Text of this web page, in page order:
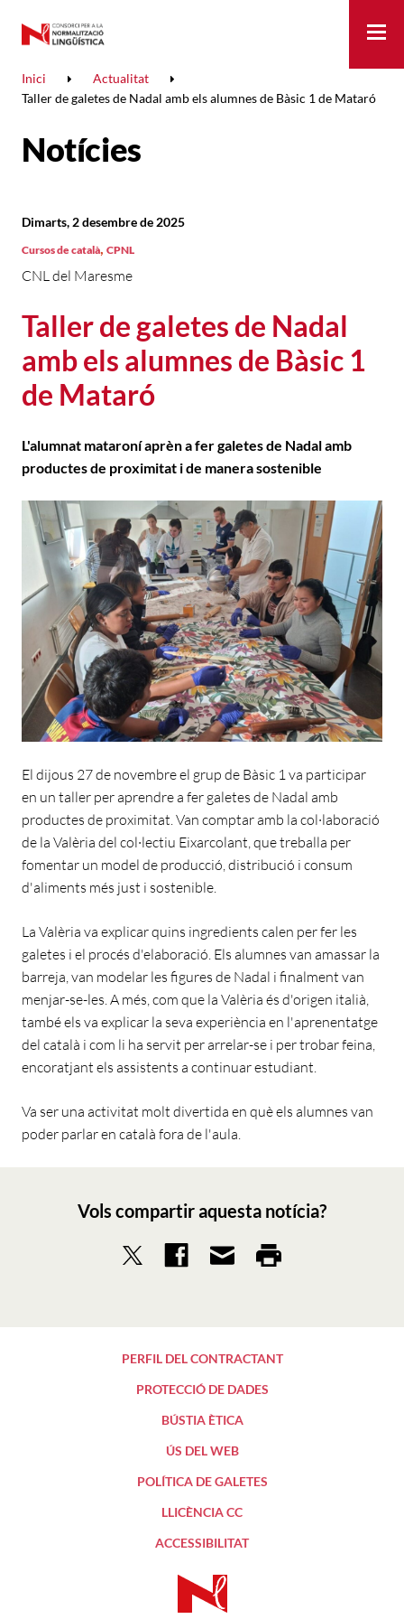
Inici
Actualitat
Taller de galetes de Nadal amb els alumnes de Bàsic 1 de Mataró
Notícies
Taller de galetes de Nadal
amb els alumnes de Bàsic 1
de Mataró
CNL del Maresme
Dimarts, 2 desembre de 2025
Cursos de català, CPNL
L'alumnat mataroní aprèn a fer galetes de Nadal amb
productes de proximitat i de manera sostenible
El dijous 27 de novembre el grup de Bàsic 1 va participar
en un taller per aprendre a fer galetes de Nadal amb
productes de proximitat. Van comptar amb la col·laboració
de la Valèria del col·lectiu Eixarcolant, que treballa per
fomentar un model de producció, distribució i consum
d'aliments més just i sostenible.
La Valèria va explicar quins ingredients calen per fer les
galetes i el procés d'elaboració. Els alumnes van amassar la
barreja, van modelar les figures de Nadal i finalment van
menjar-se-les. A més, com que la Valèria és d'origen italià,
també els va explicar la seva experiència en l'aprenentatge
del català i com li ha servit per arrelar-se i per trobar feina,
encoratjant els assistents a continuar estudiant.
Va ser una activitat molt divertida en què els alumnes van
poder parlar en català fora de l'aula.
Vols compartir aquesta notícia?
PERFIL DEL CONTRACTANT
PROTECCIÓ DE DADES
BÚSTIA ÈTICA
ÚS DEL WEB
POLÍTICA DE GALETES
LLICÈNCIA CC
ACCESSIBILITAT